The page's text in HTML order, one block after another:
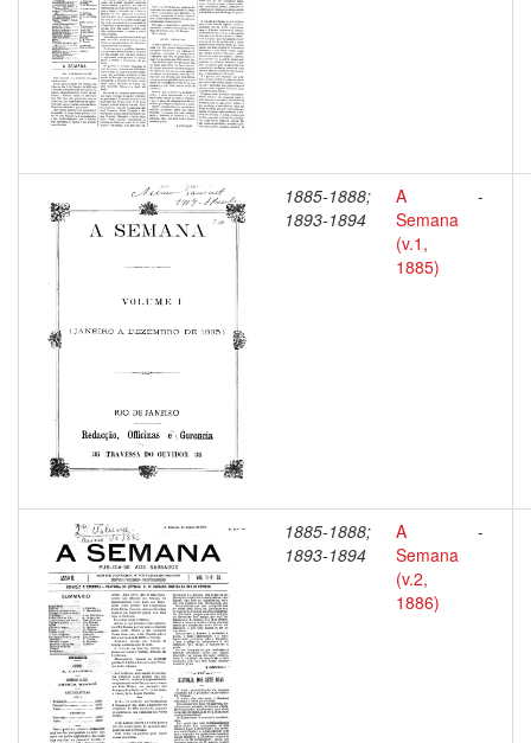
1885-1888;
1893-1894
A
Semana
(v.1,
1885)
-
1885-1888;
1893-1894
A
Semana
(v.2,
1886)
-